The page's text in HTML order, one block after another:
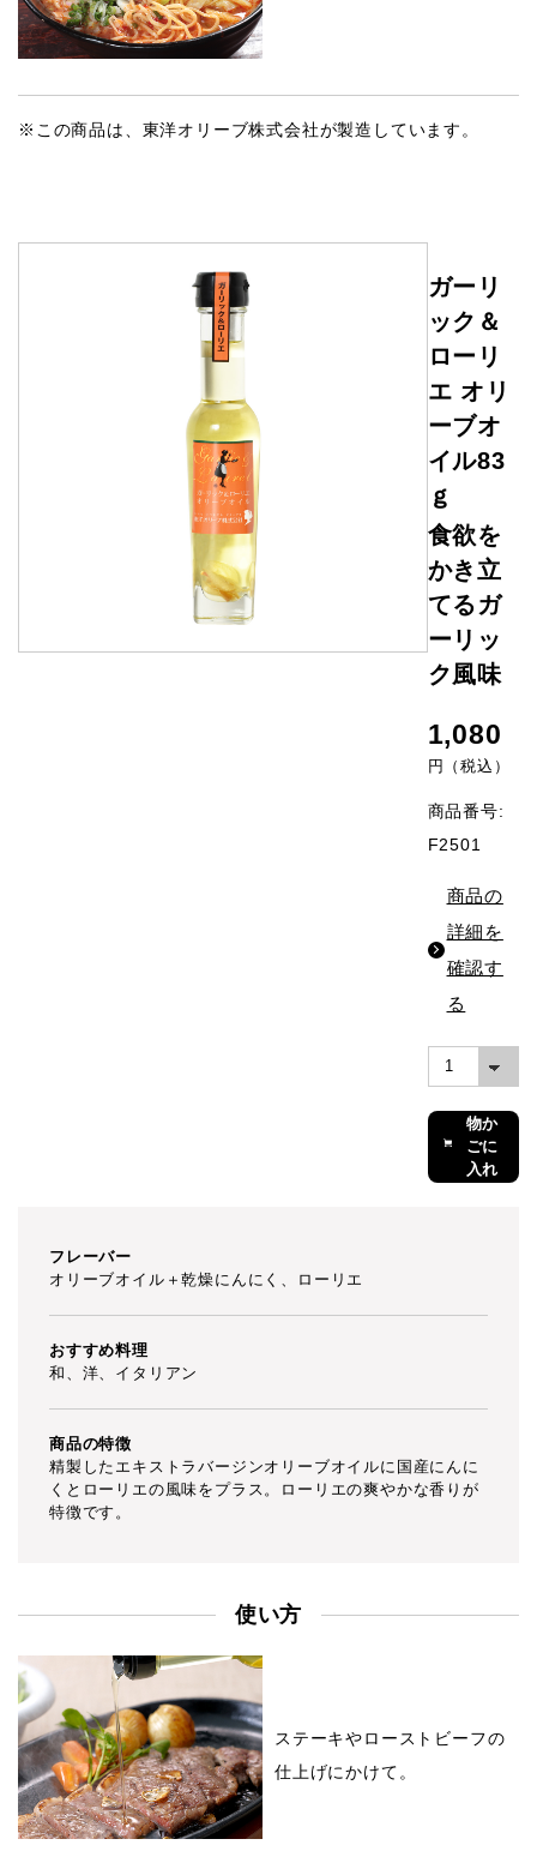
※この商品は、東洋オリーブ株式会社が製造しています。
ガーリ
ック＆
ローリ
エ オリ
ーブオ
イル83
ｇ
食欲を
かき立
てるガ
ーリッ
ク風味
1,080
円（税込）
商品番号:
F2501
商品の
詳細を
確認す
る
物か
ごに
入れ
フレーバー
オリーブオイル＋乾燥にんにく、ローリエ
おすすめ料理
和、洋、イタリアン
商品の特徴
精製したエキストラバージンオリーブオイルに国産にんに
くとローリエの風味をプラス。ローリエの爽やかな香りが
特徴です。
使い方
ステーキやローストビーフの
仕上げにかけて。